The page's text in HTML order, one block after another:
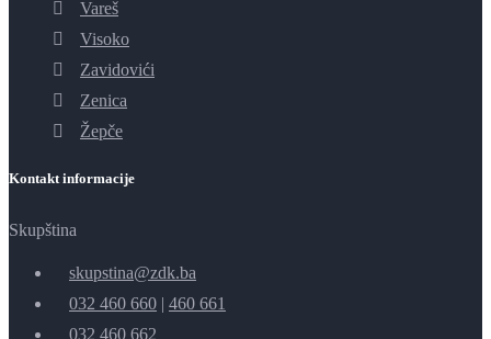
Vareš
Visoko
Zavidovići
Zenica
Žepče
Kontakt informacije
Skupština
skupstina@zdk.ba
032 460 660 | 460 661
032 460 662